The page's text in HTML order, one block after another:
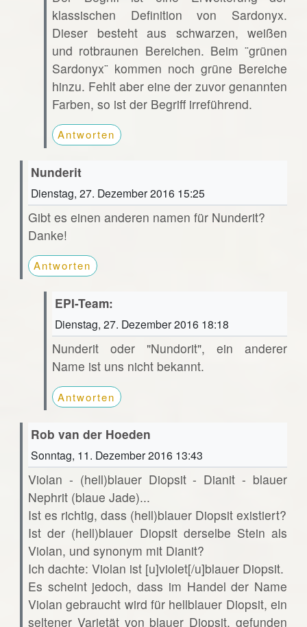
klassischen Definition von Sardonyx.
Dieser besteht aus schwarzen, weißen
und rotbraunen Bereichen. Beim ¨grünen
Sardonyx¨ kommen noch grüne Bereiche
hinzu. Fehlt aber eine der zuvor genannten
Farben, so ist der Begriff irreführend.
Antworten
Nunderit
Dienstag, 27. Dezember 2016 15:25
Gibt es einen anderen namen für Nunderit?
Danke!
Antworten
EPI-Team:
Dienstag, 27. Dezember 2016 18:18
Nunderit oder "Nundorit", ein anderer
Name ist uns nicht bekannt.
Antworten
Rob van der Hoeden
Sonntag, 11. Dezember 2016 13:43
Violan - (hell)blauer Diopsit - Dianit - blauer
Nephrit (blaue Jade)...
Ist es richtig, dass (hell)blauer Diopsit existiert?
Ist der (hell)blauer Diopsit derselbe Stein als
Violan, und synonym mit Dianit?
Ich dachte: Violan ist [u]violet[/u]blauer Diopsit.
Es scheint jedoch, dass im Handel der Name
Violan gebraucht wird für hellblauer Diopsit, ein
seltener Varietät von blauer Diopsit, gefunden